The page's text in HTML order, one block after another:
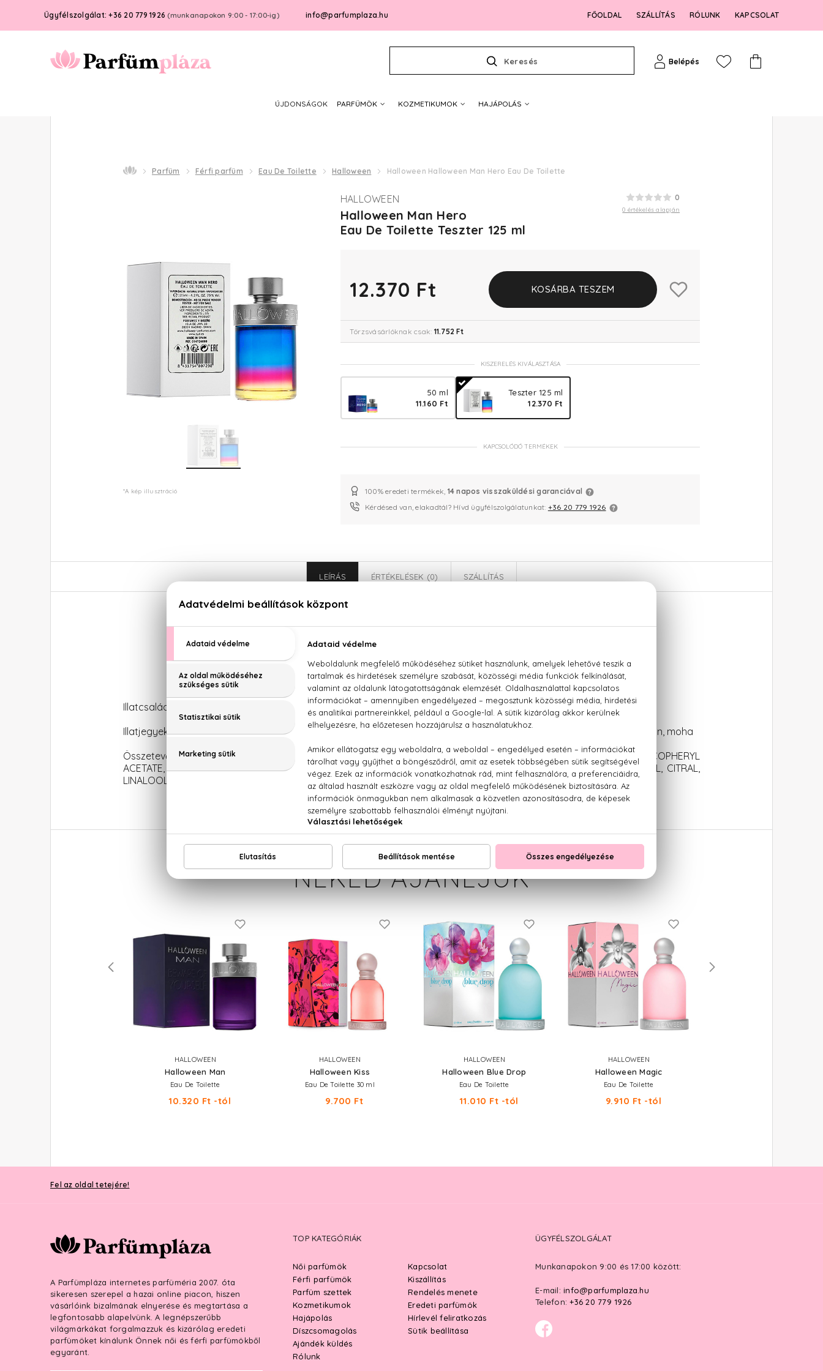
Ügyfélszolgálat: +36 20 779 1926 (munkanapokon 9:00 - 17:00-ig) info@parfumplaza.hu FŐOLDAL SZÁLLÍTÁS RÓLUNK KAPCSOLAT
Keresés Belépés
ÚJDONSÁGOK PARFÜMÖK KOZMETIKUMOK HAJÁPOLÁS
Parfüm Férfi parfüm Eau De Toilette Halloween Halloween Halloween Man Hero Eau De Toilette
*A kép illusztráció
0
0 értékelés alapján
HALLOWEEN
Halloween Man Hero
Eau De Toilette Teszter 125 ml
12.370 Ft KOSÁRBA TESZEM
Törzsvásárlóknak csak: 11.752 Ft
KISZERELÉS KIVÁLASZTÁSA
50 ml
11.160 Ft
Teszter 125 ml
12.370 Ft
KAPCSOLÓDÓ TERMÉKEK
100% eredeti termékek, 14 napos visszaküldési garanciával
Kérdésed van, elakadtál? Hívd ügyfélszolgálatunkat: +36 20 779 1926
LEÍRÁS ÉRTÉKELÉSEK (0) SZÁLLÍTÁS
Halloween Halloween Man Hero Eau De Toilette
Illatcsalád: Aromás-aquás
Illatjegyek: citrom, grapefruit, gyömbér, tengeri aromák, levendula, zsálya, vizililiom, Amber Xtreme™, pacsuli, cashmeran, moha
Összetevők: ALCOHOL DENAT., PARFUM (FRAGRANCE), AQUA (WATER), ETHYLHEXYL METHOXYCINNAMATE, TOCOPHERYL
ACETATE, BHT, BUTYL METHOXYDIBENZOYLMETHANE, ETHYLHEXYL SALICYLATE, LIMONENE, COUMARIN, CITRONELLOL, CITRAL,
LINALOOL, GERANIOL, ALPHA-ISOMETHYL IONONE, HYDROXYCITRONELLAL, EUGENOL, ISOEUGENOL
NEKED AJÁNLJUK
HALLOWEEN
Halloween Man
Eau De Toilette
10.320 Ft -tól
HALLOWEEN
Halloween Kiss
Eau De Toilette 30 ml
9.700 Ft
HALLOWEEN
Halloween Blue Drop
Eau De Toilette
11.010 Ft -tól
HALLOWEEN
Halloween Magic
Eau De Toilette
9.910 Ft -tól
Fel az oldal tetejére!
A Parfümpláza internetes parfüméria 2007. óta
sikeresen szerepel a hazai online piacon, hiszen
vásárlóink bizalmának elnyerése és megtartása a
legfontosabb alapelvünk. A legnépszerűbb
világmárkákat forgalmazzuk és kizárólag eredeti
parfümöket kínálunk Önnek női és férfi parfümökből
egyaránt.
TOP KATEGÓRIÁK
Női parfümök
Férfi parfümök
Parfüm szettek
Kozmetikumok
Hajápolás
Díszcsomagolás
Ajándék küldés
Rólunk
Kapcsolat
Kiszállítás
Rendelés menete
Eredeti parfümök
Hírlevél feliratkozás
Sütik beállítása
ÜGYFÉLSZOLGÁLAT
Munkanapokon 9:00 és 17:00 között:
E-mail: info@parfumplaza.hu
Telefon: +36 20 779 1926